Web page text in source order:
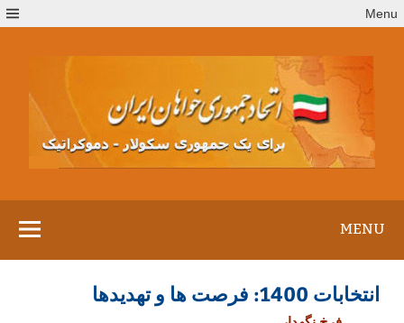
to
Menu
MENU
انتخابات 1400: فرصت ها و تهدیدها